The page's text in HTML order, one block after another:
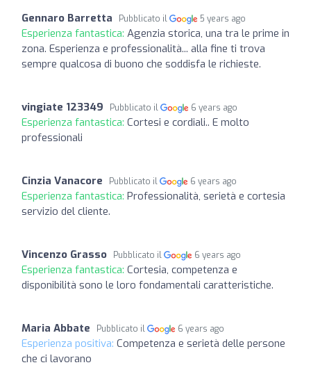
Gennaro Barretta Pubblicato il 5 years ago
Esperienza fantastica: Agenzia storica, una tra le prime in
zona. Esperienza e professionalità... alla fine ti trova
sempre qualcosa di buono che soddisfa le richieste.
vingiate 123349 Pubblicato il 6 years ago
Esperienza fantastica: Cortesi e cordiali.. E molto
professionali
Cinzia Vanacore Pubblicato il 6 years ago
Esperienza fantastica: Professionalità, serietà e cortesia
servizio del cliente.
Vincenzo Grasso Pubblicato il 6 years ago
Esperienza fantastica: Cortesia, competenza e
disponibilità sono le loro fondamentali caratteristiche.
Maria Abbate Pubblicato il 6 years ago
Esperienza positiva: Competenza e serietà delle persone
che ci lavorano